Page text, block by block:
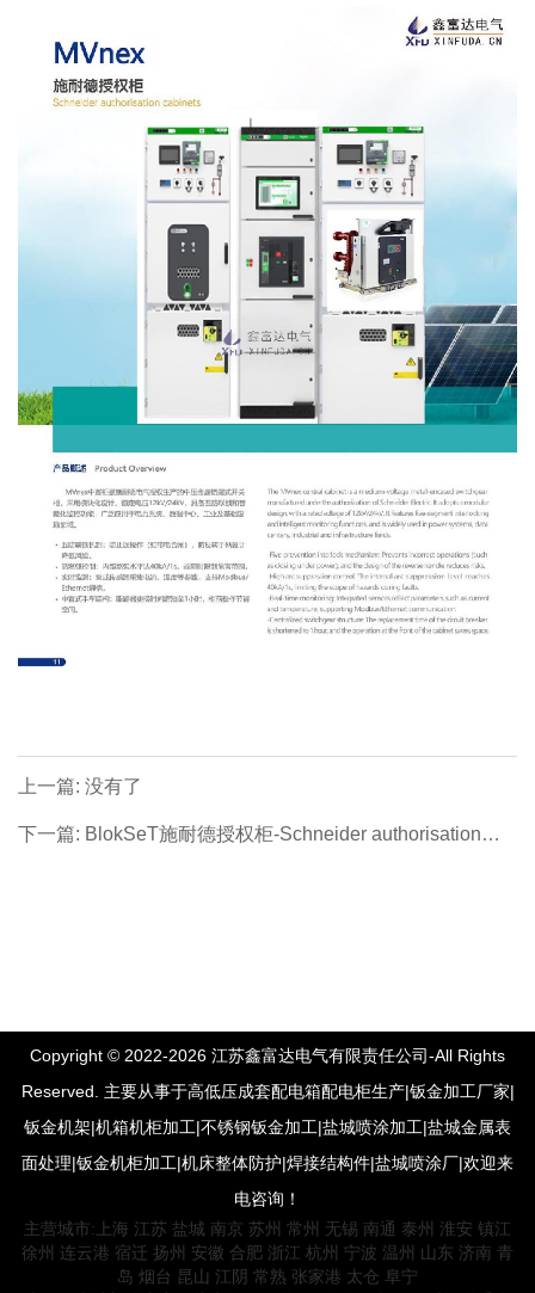
上一篇: 没有了
下一篇: BlokSeT施耐德授权柜-Schneider authorisation
Copyright © 2022-2026 江苏鑫富达电气有限责任公司-All Rights
Reserved. 主要从事于高低压成套配电箱配电柜生产|钣金加工厂家|
钣金机架|机箱机柜加工|不锈钢钣金加工|盐城喷涂加工|盐城金属表
面处理|钣金机柜加工|机床整体防护|焊接结构件|盐城喷涂厂|欢迎来
电咨询！
主营城市: 上海 江苏 盐城 南京 苏州 常州 无锡 南通 泰州 淮安 镇江
徐州 连云港 宿迁 扬州 安徽 合肥 浙江 杭州 宁波 温州 山东 济南 青
岛 烟台 昆山 江阴 常熟 张家港 太仓 阜宁